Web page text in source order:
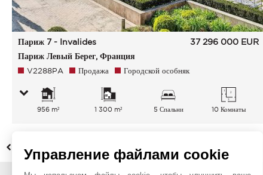
Париж 7 - Invalides
Париж Левый Берег, Франция
37 296 000 EUR
V2288PA Продажа Городской особняк
956 m² 1 300 m² 5 Спальни 10 Комнаты
НАЗАД
Управление файлами cookie